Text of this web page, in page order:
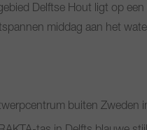
Delftse Hout ligt op
middag aan het
buiten Zweden